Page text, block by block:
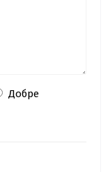
Добре